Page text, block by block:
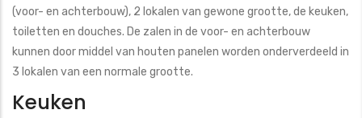
(voor- en achterbouw), 2 lokalen van gewone grootte, de keuken,
toiletten en douches. De zalen in de voor- en achterbouw
kunnen door middel van houten panelen worden onderverdeeld in
3 lokalen van een normale grootte.
Keuken